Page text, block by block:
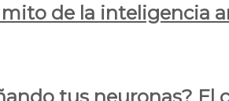
de la inteligencia
tus neuronas?